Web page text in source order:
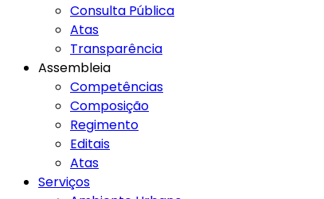
Consulta Pública
Atas
Transparência
Assembleia
Competências
Composição
Regimento
Editais
Atas
Serviços